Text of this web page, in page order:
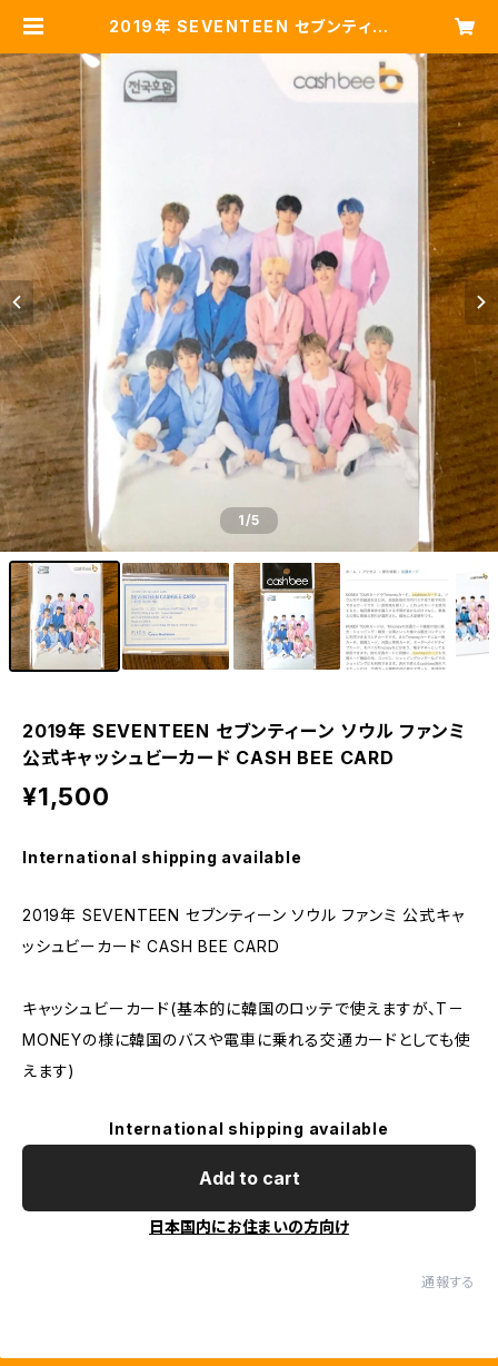
2019年 SEVENTEEN セブンティー
ーカード CASH BEE CARD | Kシ
ョップ「こりあり」
1/5
2019年 SEVENTEEN セブンティーン ソウル ファンミ
公式キャッシュビーカード CASH BEE CARD
¥1,500
International shipping available
2019年 SEVENTEEN セブンティーン ソウル ファンミ 公式キャ
ッシュビーカード CASH BEE CARD
キャッシュビーカード(基本的に韓国のロッテで使えますが、T－
MONEYの様に韓国のバスや電車に乗れる交通カードとしても使
えます)
International shipping available
Add to cart
日本国内にお住まいの方向け
通報する